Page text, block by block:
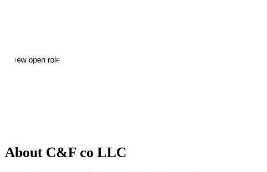
View open roles
About C&F co LLC